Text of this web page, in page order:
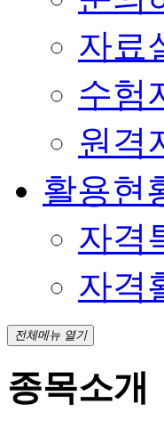
자료
수험
원격
활용현
자격
자격
전체메뉴 열기
종목소개